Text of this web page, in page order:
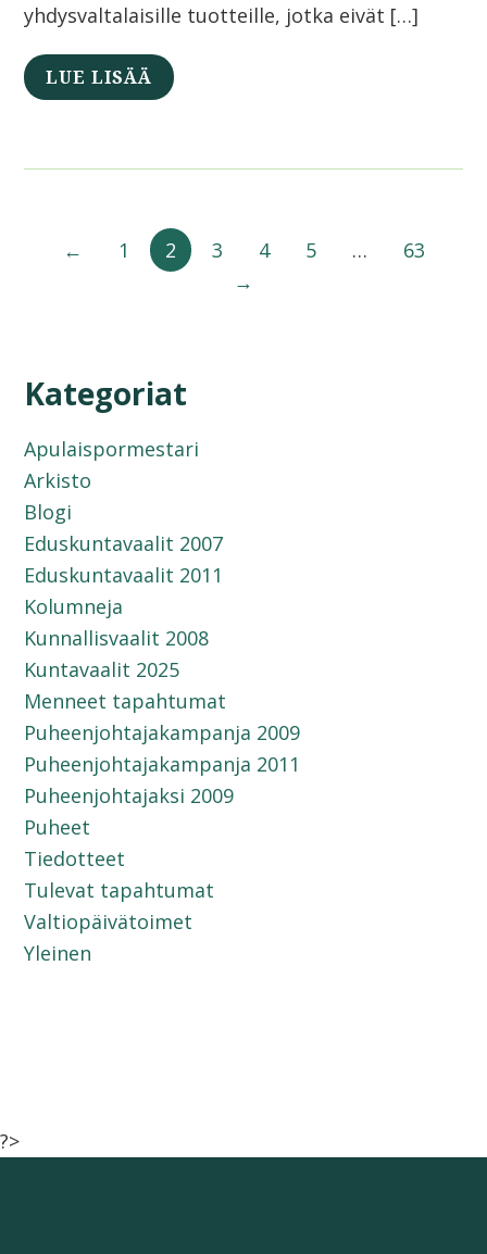
yhdysvaltalaisille tuotteille, jotka eivät […]
LUE LISÄÄ
← 1 2 3 4 5 …
63
→
Kategoriat
Apulaispormestari
Arkisto
Blogi
Eduskuntavaalit 2007
Eduskuntavaalit 2011
Kolumneja
Kunnallisvaalit 2008
Kuntavaalit 2025
Menneet tapahtumat
Puheenjohtajakampanja 2009
Puheenjohtajakampanja 2011
Puheenjohtajaksi 2009
Puheet
Tiedotteet
Tulevat tapahtumat
Valtiopäivätoimet
Yleinen
?>